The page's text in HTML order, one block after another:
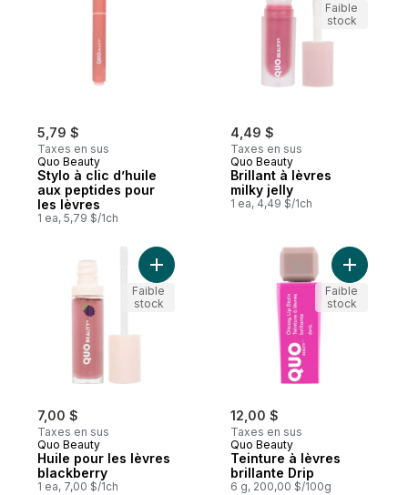
5,79 $
Taxes en sus
Quo Beauty
Stylo à clic d’huile
aux peptides pour
les lèvres
1 ea, 5,79 $/1ch
4,49 $
Taxes en sus
Quo Beauty
Brillant à lèvres
milky jelly
1 ea, 4,49 $/1ch
Faible
stock
7,00 $
Taxes en sus
Quo Beauty
Huile pour les lèvres
blackberry
1 ea, 7,00 $/1ch
Ajouter Huile pour les lèvres blackberry
Faible
stock
12,00 $
Taxes en sus
Quo Beauty
Teinture à lèvres
brillante Drip
6 g, 200,00 $/100g
Ajouter
Faible
stock